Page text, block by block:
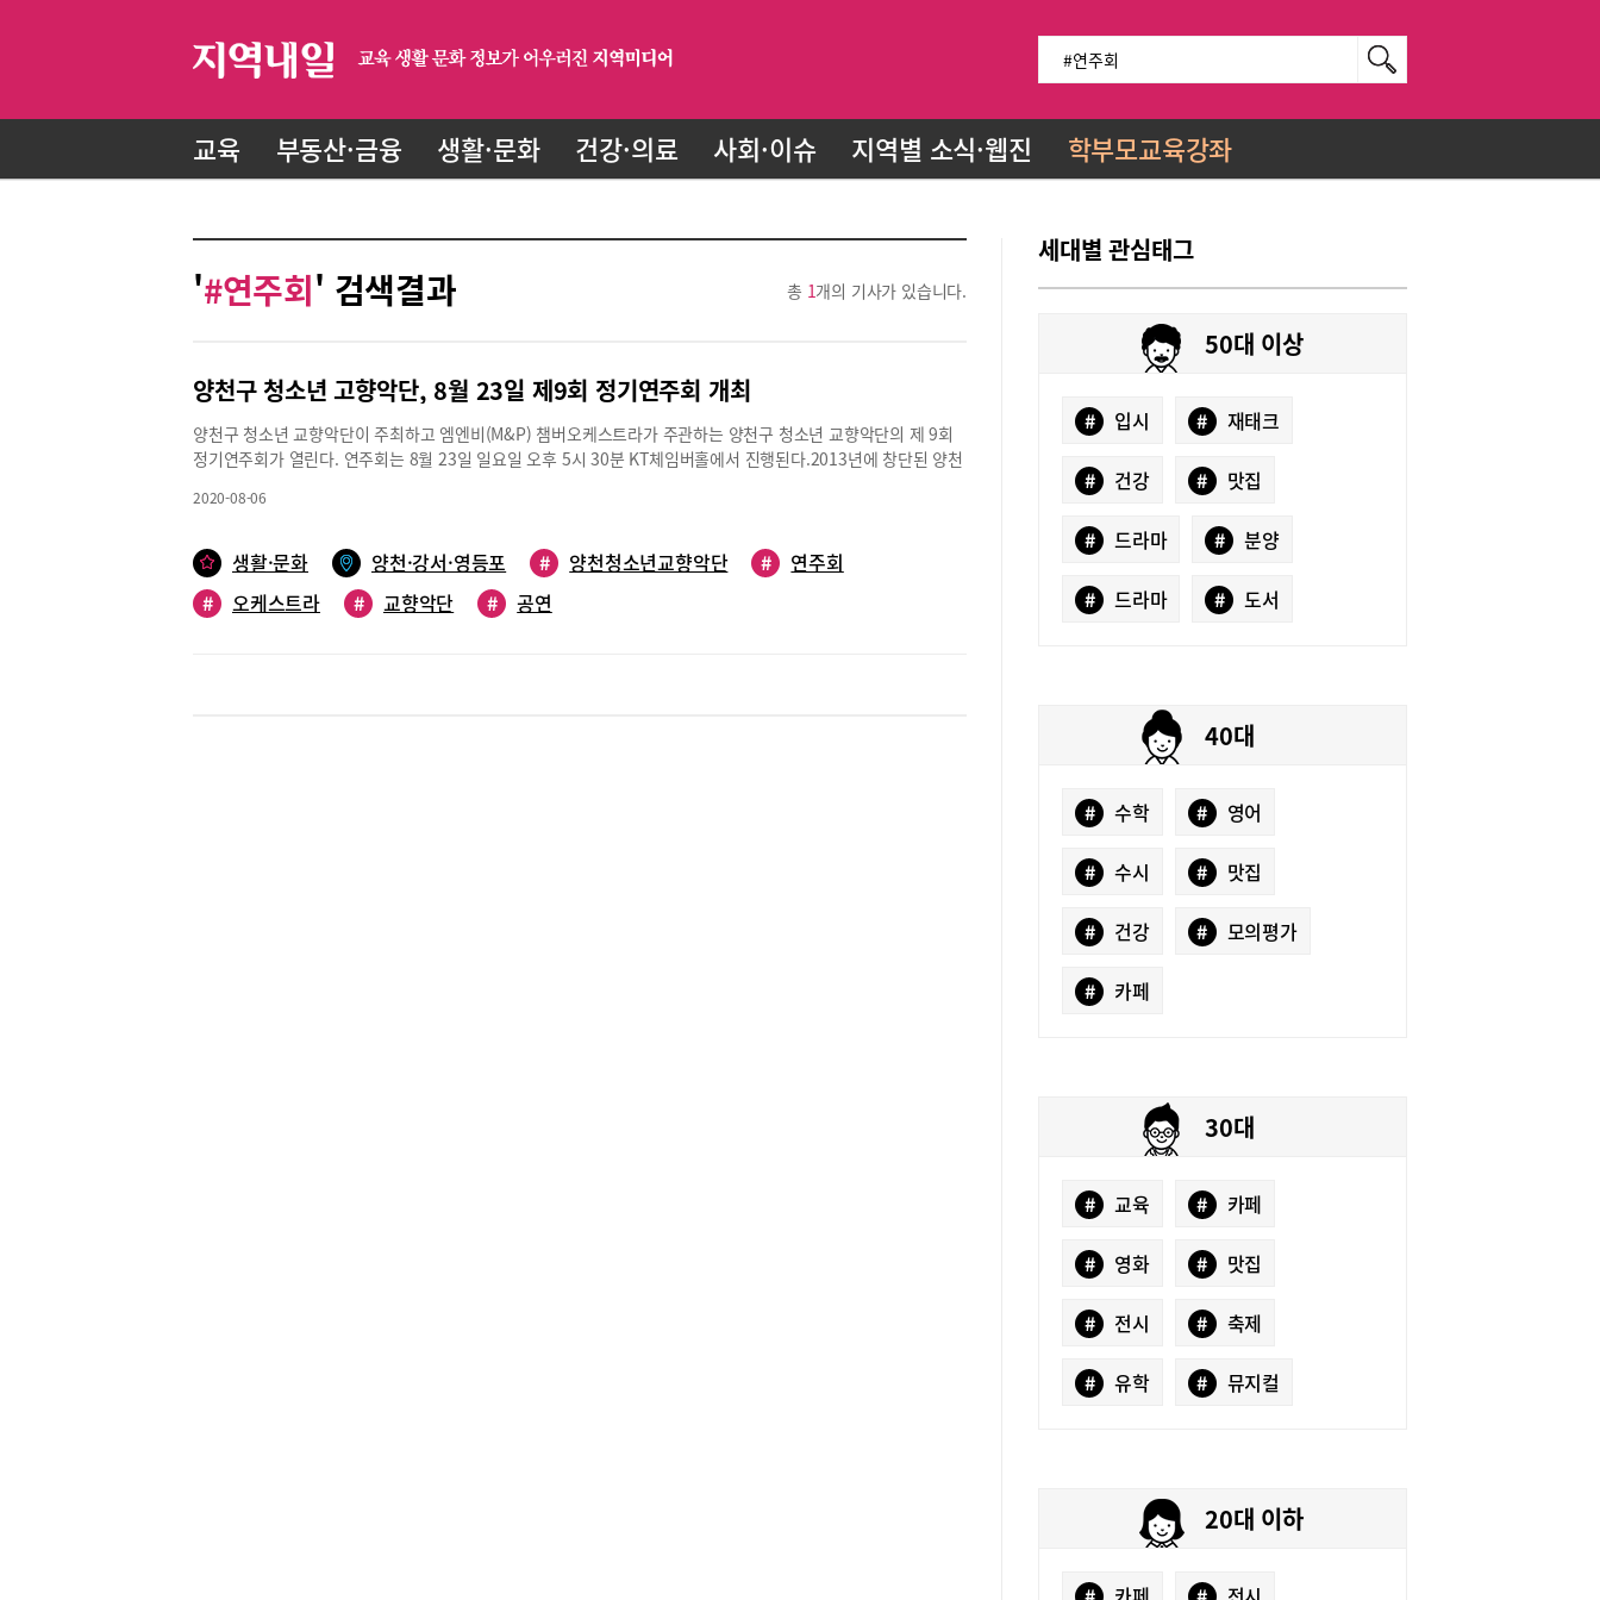
교육 부동산·금융 생활·문화 건강·의료 사회·이슈 지역별 소식·웹진 학부모교육강좌
'#연주회' 검색결과 총 1개의 기사가 있습니다.
양천구 청소년 고향악단, 8월 23일 제9회 정기연주회 개최
양천구 청소년 교향악단이 주최하고 엠엔비(M&P) 챔버오케스트라가 주관하는 양천구 청소년 교향악단의 제 9회
정기연주회가 열린다. 연주회는 8월 23일 일요일 오후 5시 30분 KT체임버홀에서 진행된다.2013년에 창단된 양천
네 클라이네 나하트 뮤지크’와 드보르작 심포니 9번 ‘신세계로부터’ 전악장이 연주된다.양천구 청소년교향악단 강
들께 큰 박스를 보내다”며 “지금 이 순간 음악으로 아름답고 행복한 시간이 되기를 바란다”고 전했다.공연문의
070-8740-5354
2020-08-06
생활·문화 양천·강서·영등포 # 양천청소년교향악단 #
연주회
#
오케스트라 # 교향악단 # 공연
세대별 관심태그
50대 이상
# 입시 # 재태크
# 건강 # 맛집
# 드라마 # 분양
# 드라마 # 도서
40대
# 수학 # 영어
# 수시 # 맛집
# 건강 # 모의평가
# 카페
30대
# 교육 # 카페
# 영화 # 맛집
# 전시 # 축제
# 유학 # 뮤지컬
20대 이하